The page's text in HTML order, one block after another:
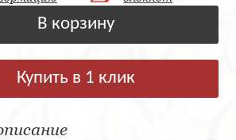
В корзину
Купить в 1 клик